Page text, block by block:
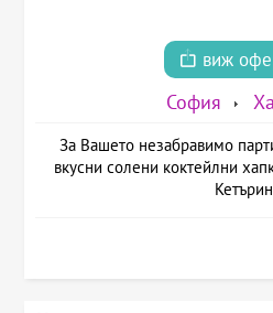
виж
София
За Вашето незабравимо
вкусни солени коктейлни